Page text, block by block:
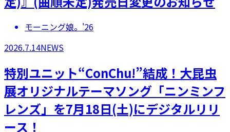
モーニング娘。'26
2026.7.14NEWS
特別ユニット“ConChu!”結成！大昆虫
展オリジナルテーマソング「ニンミンフ
レンズ」を7月18日(土)にデジタルリリ
ース！